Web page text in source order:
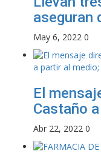
aseguran
May 6, 2022 0
El
Castaño
Abr 22, 2022 0